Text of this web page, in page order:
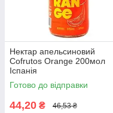
Нектар апельсиновий
Cofrutos Orange 200мол
Іспанія
Готово до відправки
44,20 ₴ 46,53 ₴